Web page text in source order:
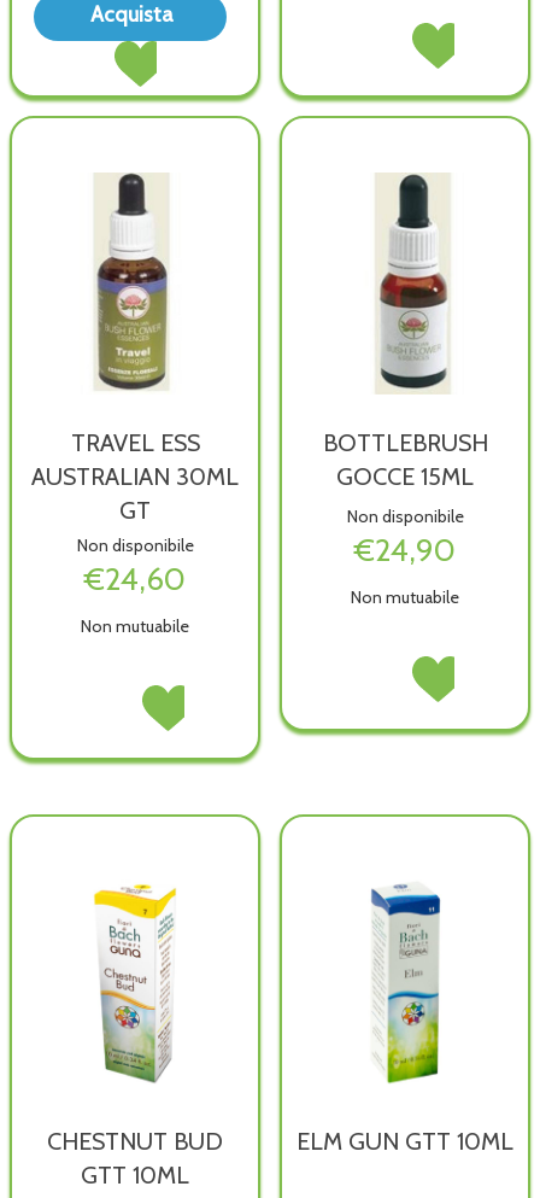
Acquista
Acquista WHITE
BACH
ORIG
ORIG
20ML alla
wishlist
OPPRESSION
AUSTR
disponibile
Acquista
FREE
AUSTR
TRAVEL ESS
AUSTRALIAN 30ML
GT
Non disponibile
€24,60
Non mutuabile
30ML
è
Acquista TRAVEL
ESS
30ML
wishlist
BOTTLEBRUSH
GOCCE 15ML
Non disponibile
€24,90
Non mutuabile
BOTTLEBRUSH
è
Acquista
GOCCE
wishlist
CHESTNUT BUD
GTT 10ML
ELM GUN GTT 10ML